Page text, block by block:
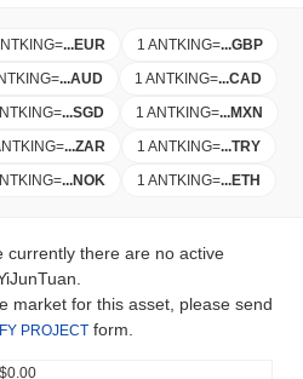
=...EUR 1 ANTKING=...GBP
=...AUD 1 ANTKING=...CAD
=...SGD 1 ANTKING=...MXN
=...ZAR 1 ANTKING=...TRY
=...NOK 1 ANTKING=...ETH
currently there are no active
market for this asset, please send
PROJECT form.
$0.00